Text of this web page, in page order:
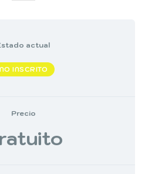
actual
NO INSCRITO
Precio